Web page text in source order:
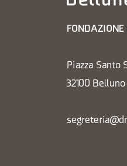
FONDAZIONE
Piazza Santo
32100